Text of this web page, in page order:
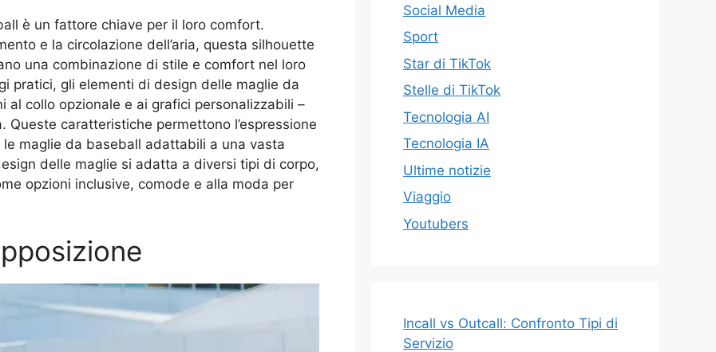
è un fattore chiave per il loro comfort.
e la circolazione dell’aria, questa silhouette
una combinazione di stile e comfort nel loro
pratici, gli elementi di design delle maglie da
collo opzionale e ai grafici personalizzabili –
caratteristiche permettono l’espressione
maglie da baseball adattabili a una vasta
delle maglie si adatta a diversi tipi di corpo,
opzioni inclusive, comode e alla moda per
Social Media
Sport
Star di TikTok
Stelle di TikTok
Tecnologia AI
Tecnologia IA
Ultime notizie
Viaggio
Youtubers
Incall vs Outcall: Confronto Tipi di
Servizio